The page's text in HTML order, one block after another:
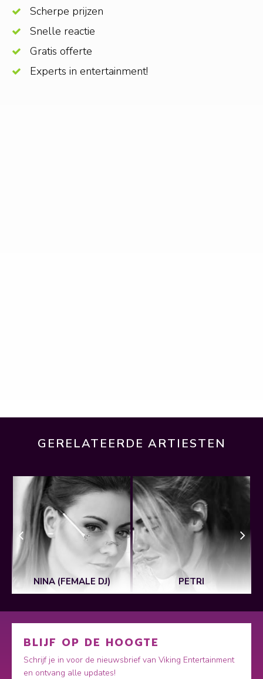
Scherpe prijzen
Snelle reactie
Gratis offerte
Experts in entertainment!
GERELATEERDE ARTIESTEN
NINA (FEMALE DJ) PETRI
BLIJF OP DE HOOGTE
Schrijf je in voor de nieuwsbrief van Viking Entertainment
en ontvang alle updates!